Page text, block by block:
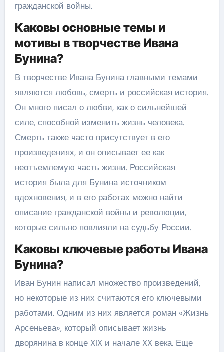
гражданской войны.
Каковы основные темы и
мотивы в творчестве Ивана
Бунина?
В творчестве Ивана Бунина главными темами
являются любовь, смерть и российская история.
Он много писал о любви, как о сильнейшей
силе, способной изменить жизнь человека.
Смерть также часто присутствует в его
произведениях, и он описывает ее как
неотъемлемую часть жизни. Российская
история была для Бунина источником
вдохновения, и в его работах можно найти
описание гражданской войны и революции,
которые сильно повлияли на судьбу России.
Каковы ключевые работы Ивана
Бунина?
Иван Бунин написал множество произведений,
но некоторые из них считаются его ключевыми
работами. Одним из них является роман «Жизнь
Арсеньева», который описывает жизнь
дворянина в конце XIX и начале XX века. Еще